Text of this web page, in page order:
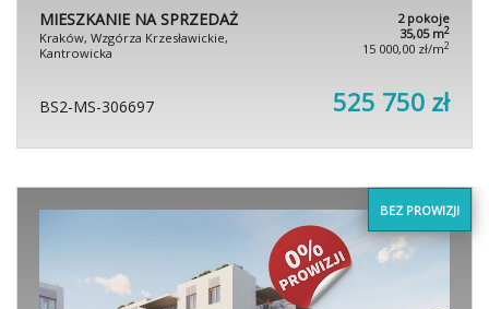
MIESZKANIE NA SPRZEDAŻ
Kraków, Wzgórza Krzesławickie,
Kantrowicka
2 pokoje
35,05 m2
15 000,00 zł/m2
BS2-MS-306697 525 750 zł
BEZ PROWIZJI